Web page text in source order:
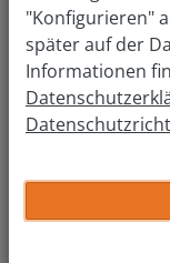
Adresse
Am Springintgut 3
Tel.:(04131) 26-
Fax: (04131) 26-
"Konfigurieren"
später auf der
Informationen